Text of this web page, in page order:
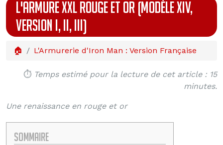
L'ARMURE XXL ROUGE ET OR (MODÈLE XIV,
VERSION I, II, III)
🏠 L'Armurerie d'Iron Man : Version Française
⏱️ Temps estimé pour la lecture de cet article : 15
minutes.
Une renaissance en rouge et or
Sommaire